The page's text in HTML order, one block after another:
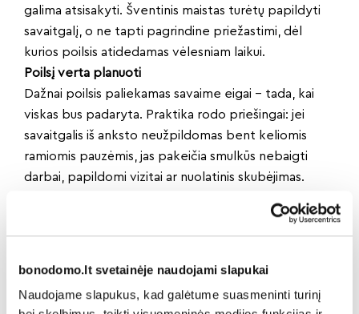
bonodomo.lt svetainėje naudojami slapukai
Naudojame slapukus, kad galėtume suasmeninti turinį
galima atsisakyti. Šventinis maistas turėtų papildyti
savaitgalį, o ne tapti pagrindine priežastimi, dėl
kurios poilsis atidedamas vėlesniam laikui.
Poilsį verta planuoti
Dažnai poilsis paliekamas savaime eigai – tada, kai
viskas bus padaryta. Praktika rodo priešingai: jei
savaitgalis iš anksto neužpildomas bent keliomis
ramiomis pauzėmis, jas pakeičia smulkūs nebaigti
darbai, papildomi vizitai ar nuolatinis skubėjimas.
ką reikės nuveikti, bet ir tai, kada bus laikas sustoti.
Kartais tai reiškia lėtesnius pusryčius, pasivaikščiojimą
akimirkos ir sukuria tikrą šventės jausmą.
Balansas prasideda nuo…